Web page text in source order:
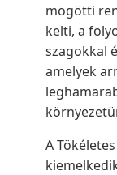
mögötti
kelti, a
szagokkal
amelyek
A